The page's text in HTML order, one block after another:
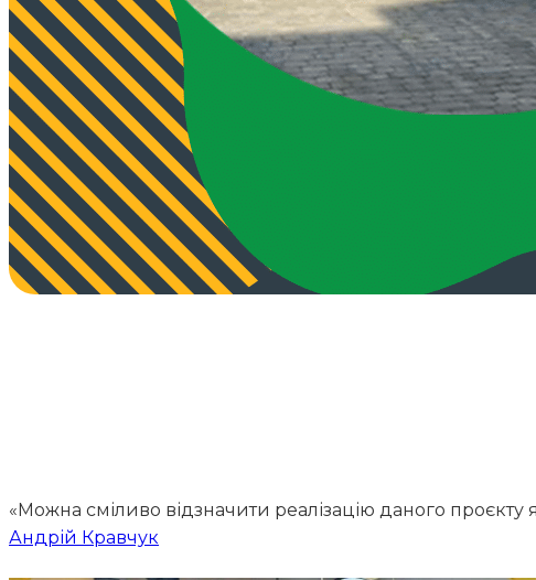
«Можна сміливо відзначити реалізацію даного
Андрій Кравчук